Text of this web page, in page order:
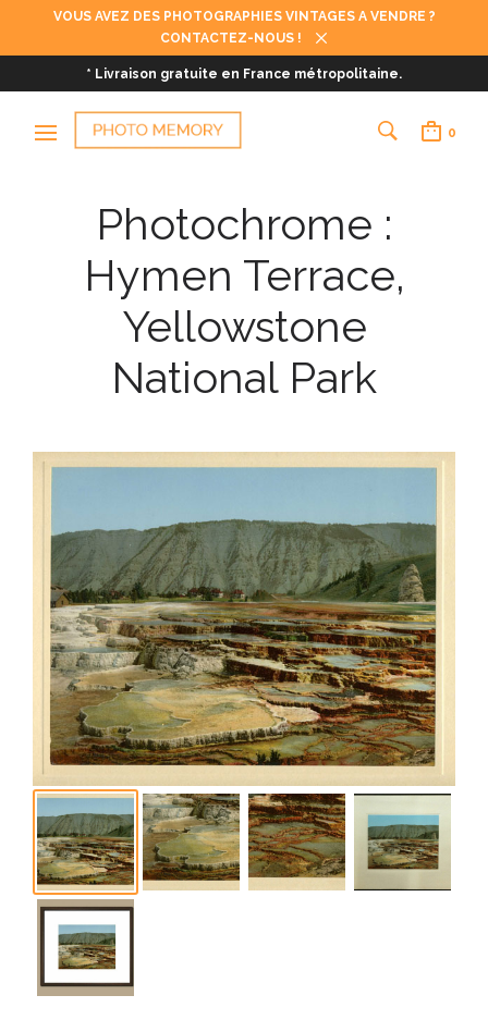
VOUS AVEZ DES PHOTOGRAPHIES VINTAGES A VENDRE ?
CONTACTEZ-NOUS !
* Livraison gratuite en France métropolitaine.
0
Photochrome :
Hymen Terrace,
Yellowstone
National Park